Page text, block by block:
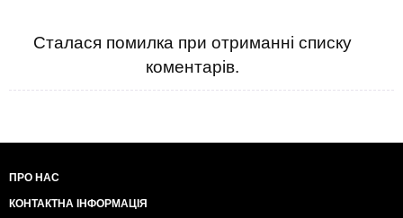
Сталася помилка при отриманні списку
коментарів.
ПРО НАС
КОНТАКТНА ІНФОРМАЦІЯ